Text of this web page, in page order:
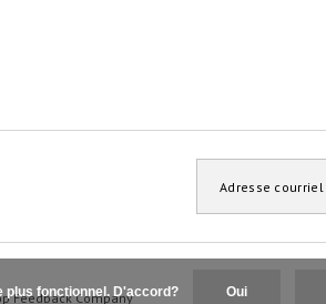
Feedback Company
plus fonctionnel. D'accord? Oui